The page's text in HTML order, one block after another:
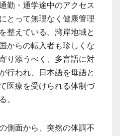
勤・通学途中のアクセス
とって無理なく健康管理
整えている。湾岸地域と
からの転入者も珍しくな
り添うべく、多言語に対
行われ、日本語を母語と
医療を受けられる体制づ
。
側面から、突然の体調不